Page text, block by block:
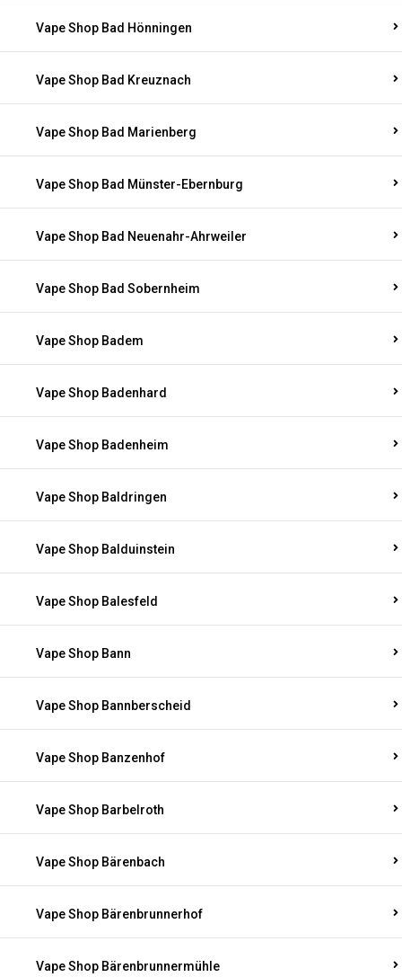
Vape Shop Bad Hönningen
Vape Shop Bad Kreuznach
Vape Shop Bad Marienberg
Vape Shop Bad Münster-Ebernburg
Vape Shop Bad Neuenahr-Ahrweiler
Vape Shop Bad Sobernheim
Vape Shop Badem
Vape Shop Badenhard
Vape Shop Badenheim
Vape Shop Baldringen
Vape Shop Balduinstein
Vape Shop Balesfeld
Vape Shop Bann
Vape Shop Bannberscheid
Vape Shop Banzenhof
Vape Shop Barbelroth
Vape Shop Bärenbach
Vape Shop Bärenbrunnerhof
Vape Shop Bärenbrunnermühle